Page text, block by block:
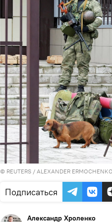
© REUTERS / ALEXANDER
Подписаться
Александр Хроленко